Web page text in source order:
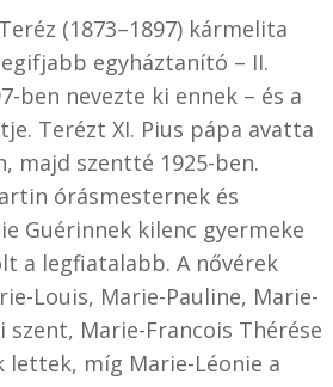
(1873–1897) kármelita
egyháztanító – II.
ben nevezte ki ennek – és a
Terézt XI. Pius pápa avatta
majd szentté 1925-ben.
órásmesternek és
Guérinnek kilenc gyermeke
a legfiatalabb. A nővérek
Louis, Marie-Pauline, Marie-
szent, Marie-Francois Thérése
lettek, míg Marie-Léonie a